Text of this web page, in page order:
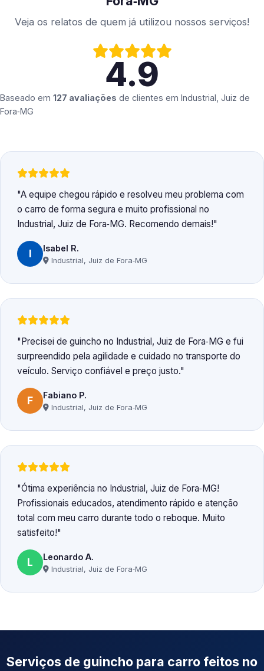
Veja os relatos de quem já utilizou nossos serviços!
4.9
Baseado em 127 avaliações de clientes em Industrial, Juiz de
Fora‑MG
A equipe chegou rápido e resolveu meu problema com
o carro de forma segura e muito profissional no
Industrial, Juiz de Fora‑MG. Recomendo demais!
I Isabel R.
Industrial, Juiz de Fora‑MG
Precisei de guincho no Industrial, Juiz de Fora‑MG e fui
surpreendido pela agilidade e cuidado no transporte do
veículo. Serviço confiável e preço justo.
F Fabiano P.
Industrial, Juiz de Fora‑MG
Ótima experiência no Industrial, Juiz de Fora‑MG!
Profissionais educados, atendimento rápido e atenção
total com meu carro durante todo o reboque. Muito
satisfeito!
L Leonardo A.
Industrial, Juiz de Fora‑MG
Serviços de guincho para carro feitos no